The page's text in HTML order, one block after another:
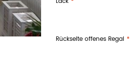
Rückseite offenes Regal